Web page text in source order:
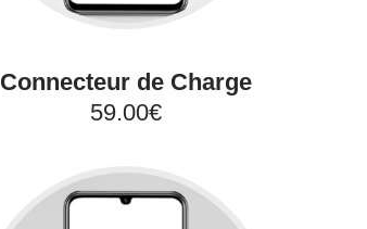
Connecteur de Charge
59.00€